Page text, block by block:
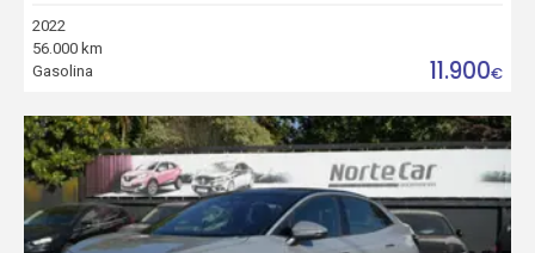
2022
56.000 km
Gasolina
11.900€